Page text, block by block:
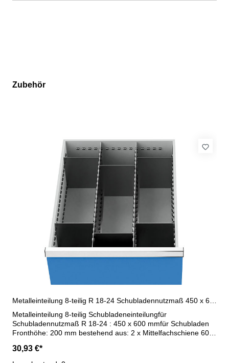
Produktgalerie überspringen
Zubehör
Metalleinteilung 8-teilig Schubladeneinteilungfür
Schubladennutzmaß R 18-24 : 450 x 600 mmfür Schubladen
Fronthöhe: 200 mm bestehend aus: 2 x Mittelfachschiene 600
30,93 €*